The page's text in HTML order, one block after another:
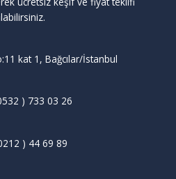
kat 1, Bağcılar/İstanbul
) 733 03 26
) 44 69 89